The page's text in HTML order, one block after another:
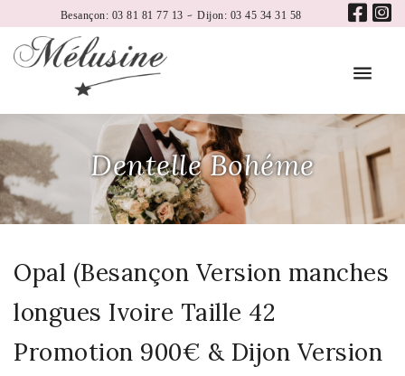
Besançon: 03 81 81 77 13 - Dijon: 03 45 34 31 58
Dentelle Bohéme
Opal (Besançon Version manches
longues Ivoire Taille 42
Promotion 900€ & Dijon Version